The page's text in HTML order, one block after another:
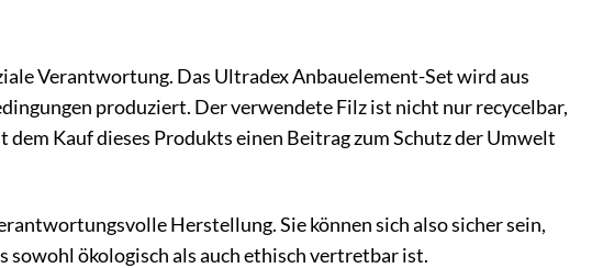
Verantwortung. Das Ultradex Anbauelement-Set wird aus
produziert. Der verwendete Filz ist nicht nur recycelbar,
Kauf dieses Produkts einen Beitrag zum Schutz der Umwelt
Herstellung. Sie können sich also sicher sein,
sowohl ökologisch als auch ethisch vertretbar ist.